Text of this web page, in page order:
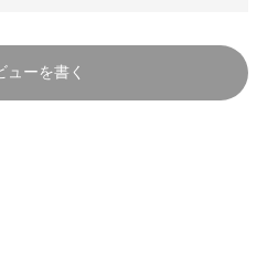
ューを書く